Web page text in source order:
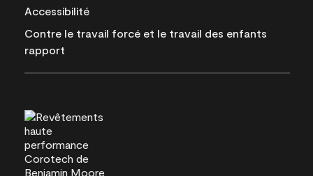
Accessibilité
Contre le travail forcé et le travail des enfants
rapport